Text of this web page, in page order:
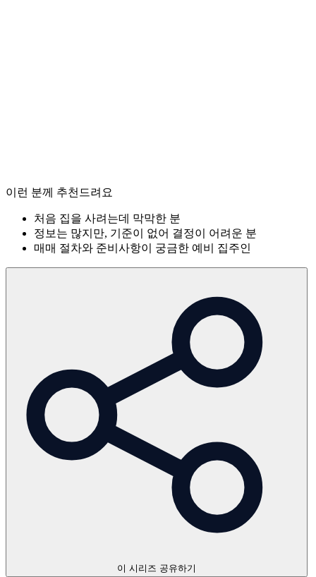
이런 분께 추천드려요
처음 집을 사려는데 막막한 분
정보는 많지만, 기준이 없어 결정이 어려운 분
매매 절차와 준비사항이 궁금한 예비 집주인
이 시리즈 공유하기